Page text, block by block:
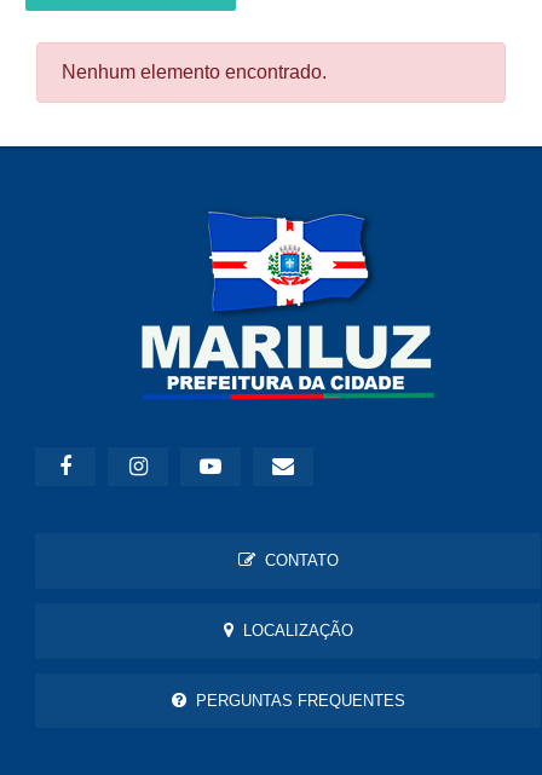
Nenhum elemento encontrado.
CONTATO
LOCALIZAÇÃO
PERGUNTAS FREQUENTES